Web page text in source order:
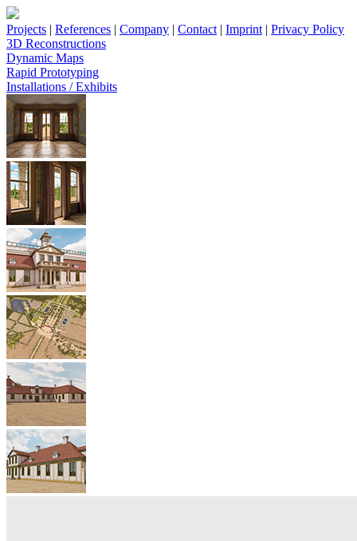
Projects | References | Company | Contact | Imprint | Privacy Policy
3D Reconstructions
Dynamic Maps
Rapid Prototyping
Installations / Exhibits